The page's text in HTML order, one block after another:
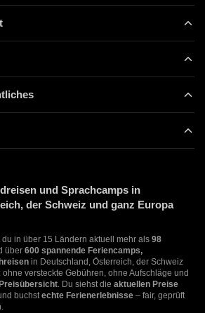
und Sprachcamps in
der Schweiz und ganz Europa
du in über 15 Ländern aktuell mehr als 98
über 600 spannende Feriencamps,
in Deutschland, Österreich, der Schweiz
versteckte Gebühren, ohne Aufschläge und
. Du siehst die aktuellen Preise
buchstechte Ferienerlebnisse – fair, geprüft